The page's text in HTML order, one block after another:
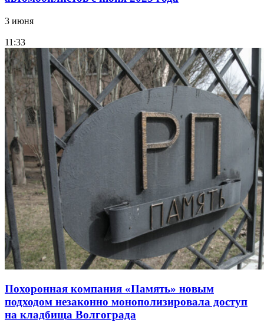
3 июня
11:33
Похоронная компания «Память» новым
подходом незаконно монополизировала доступ
на кладбища Волгограда